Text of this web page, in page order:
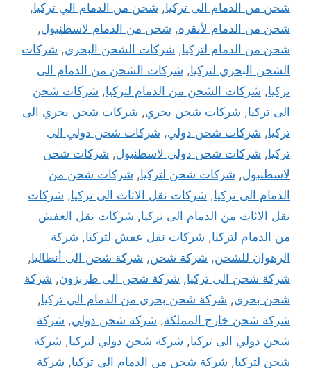
شحن من الدمام الى تركيا, شحن من الدمام الي تركيا,
شحن من الدمام لأنقره, شحن من الدمام لاسطنبول,
شحن من الدمام لتركيا, شركات الشحن البحري, شركات
الشحن البحري لتركيا, شركات الشحن من الدمام الى
تركيا, شركات الشحن من الدمام لتركيا, شركات شحن
الى تركيا, شركات شحن بحري, شركات شحن بحري الى
تركيا, شركات شحن دولي, شركات شحن دولي الى
تركيا, شركات شحن دولي لاسطنبول, شركات شحن
لاسطنبول, شركات شحن لتركيا, شركات شحن من
الدمام الى تركيا, شركات نقل الاثاث الى تركيا, شركات
نقل الاثاث من الدمام الى تركيا, شركات نقل العفش
من الدمام لتركيا, شركات نقل عفش لتركيا, شركة
الرهوان للشحن, شركة شحن, شركة شحن الى أنطاليا,
شركة شحن الى تركيا, شركة شحن الى طربزون, شركة
شحن بحري, شركة شحن بحري من الدمام الي تركيا,
شركة شحن خارج المملكة, شركة شحن دولي, شركة
شحن دولي الى تركيا, شركة شحن دولي لتركيا, شركة
شحن لتركيا, شركة شحن من الدمام الي تركيا, شركة